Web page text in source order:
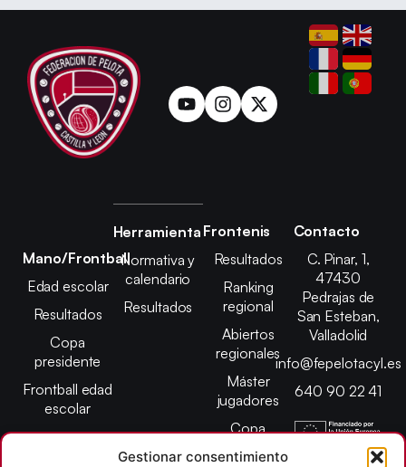
Gestionar consentimiento
Mano/Frontball
Edad escolar
Resultados
Copa
presidente
Frontball edad
escolar
Herramienta
Normativa y
calendario
Resultados
Frontenis
Resultados
Ranking
regional
Abiertos
regionales
Máster
jugadores
Copa
presidente
Contacto
C. Pinar, 1,
47430
Pedrajas de
San Esteban,
Valladolid
info@fepelotacyl.es
640 90 22 41